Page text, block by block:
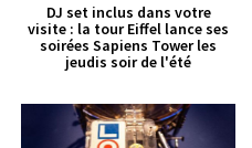
DJ set inclus dans votre
visite : la tour Eiffel lance ses
soirées Sapiens Tower les
jeudis soir de l'été